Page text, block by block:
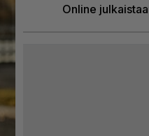
Online